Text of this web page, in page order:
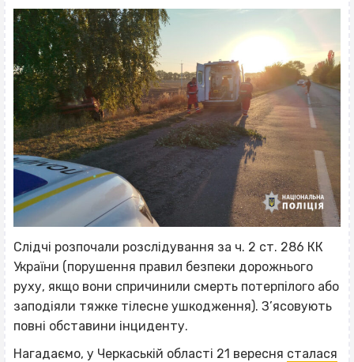
Слідчі розпочали розслідування за ч. 2 ст. 286 КК
України (порушення правил безпеки дорожнього
руху, якщо вони спричинили смерть потерпілого або
заподіяли тяжке тілесне ушкодження). З’ясовують
повні обставини інциденту.
Нагадаємо, у Черкаській області 21 вересня сталася